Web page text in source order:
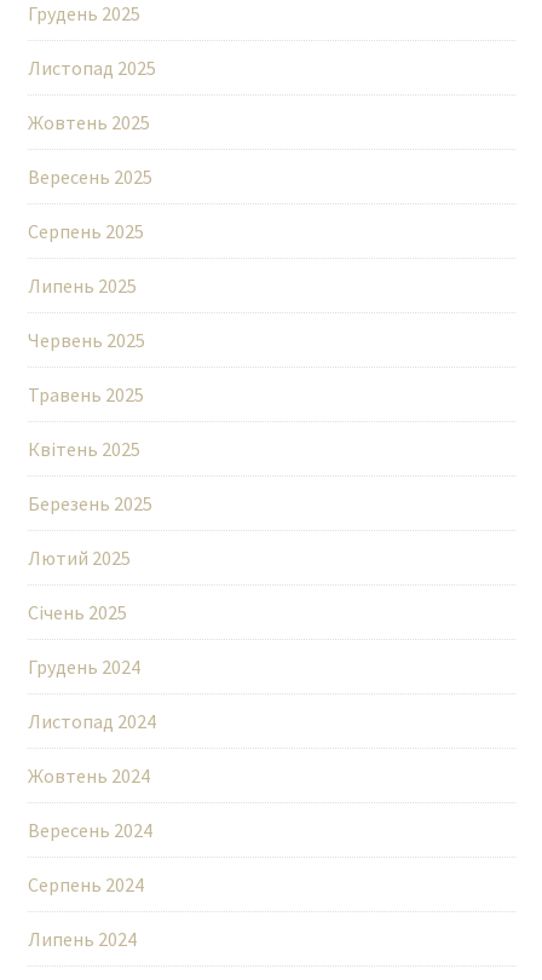
Грудень 2025
Листопад 2025
Жовтень 2025
Вересень 2025
Серпень 2025
Липень 2025
Червень 2025
Травень 2025
Квітень 2025
Березень 2025
Лютий 2025
Січень 2025
Грудень 2024
Листопад 2024
Жовтень 2024
Вересень 2024
Серпень 2024
Липень 2024